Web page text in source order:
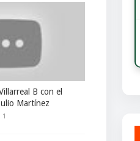
B con el
Martínez
1